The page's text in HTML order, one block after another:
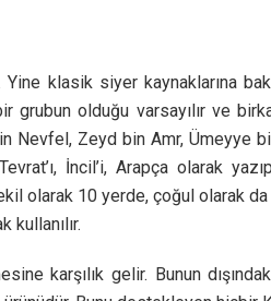
Yine klasik siyer kaynaklarına
grubun olduğu varsayılır ve
Nevfel, Zeyd bin Amr, Ümeyye
İncil’i, Arapça olarak
olarak 10 yerde, çoğul olarak
kullanılır.
karşılık gelir. Bunun